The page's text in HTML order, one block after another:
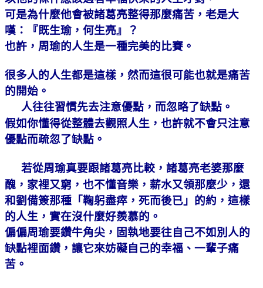
可是為什麼他會被諸葛亮整得那麼痛苦，老是大
嘆：『既生瑜，何生亮』？
也許，周瑜的人生是一種完美的比賽。
很多人的人生都是這樣，然而這很可能也就是痛苦
的開始。
人往往習慣先去注意優點，而忽略了缺點。
假如你懂得從整體去觀照人生，也許就不會只注意
優點而疏忽了缺點。
若從周瑜真要跟諸葛亮比較，諸葛亮老婆那麼
醜，家裡又窮，也不懂音樂，薪水又領那麼少，還
和劉備簽那種「鞠躬盡瘁，死而後已」的約，這樣
的人生，實在沒什麼好羨慕的。
偏偏周瑜要鑽牛角尖，固執地要往自己不如別人的
缺點裡面鑽，讓它來妨礙自己的幸福、一輩子痛
苦。